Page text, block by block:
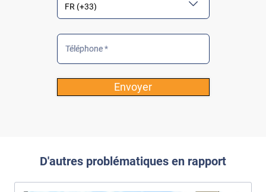
Téléphone *
Envoyer
D'autres problématiques en rapport